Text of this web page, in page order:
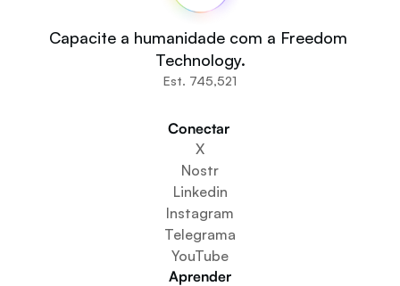
Fedi For
Você
Comunidades
Organizações
Baixe o aplicativo
Cria um espaço comunitário
Criar um serviço de carteira
Serviço de configuração da federação
Explore os Mini Apps
Capacite a humanidade com a Freedom
Technology.
Est. 745,521
Conectar
X
Nostr
Linkedin
Instagram
Telegrama
YouTube
Aprender